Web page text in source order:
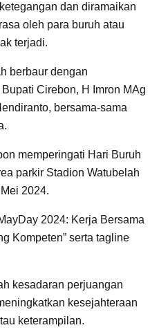
dan diramaikan
oleh para buruh atau
terjadi.
berbaur dengan
Cirebon, H Imron MAg
bersama-sama
memperingati Hari Buruh
parkir Stadion Watubelah
2024.
2024: Kerja Bersama
Kompeten” serta tagline
kesadaran perjuangan
kesejahteraan
keterampilan.